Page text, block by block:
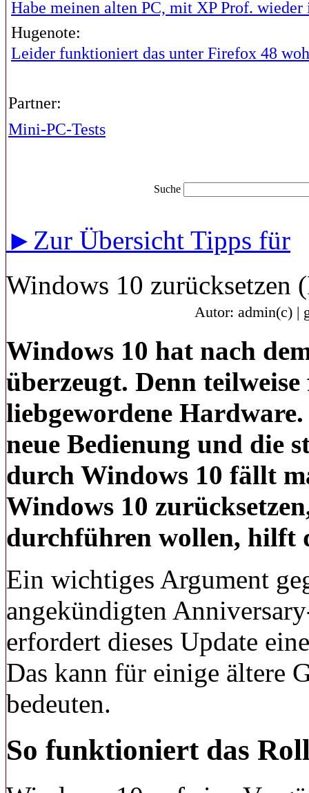
Habe meinen alten PC, mit XP Prof. wieder
Hugenote:
Leider funktioniert das unter Firefox 48
Partner:
Mini-PC-Tests
Suche
►Zur Übersicht Tipps für
Windows 10 zurücksetzen
Autor: admin(c) |
Windows 10 hat nach
überzeugt. Denn
liebgewordene
neue Bedienung und die
durch Windows 10 fällt
Windows 10
durchführen wollen, hilft
Ein wichtiges Argument
angekündigten
erfordert dieses Update
Das kann für einige ältere
bedeuten.
So funktioniert das